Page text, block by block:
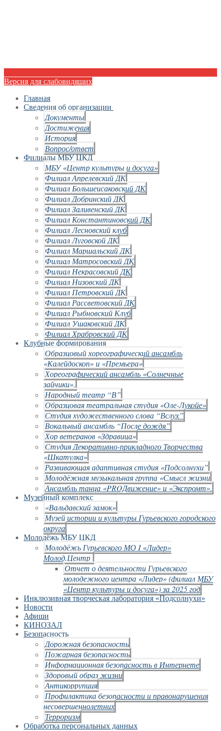
Версия для слабовидящих
Главная
Сведения об организации
Документы
Достижения
История
Вопрос/ответ
Филиалы МБУ ЦКД
МБУ «Центр культуры и досуга»
Филиал Апрелевский ДК
Филиал Большеисаковский ДК
Филиал Добринский ДК
Филиал Заливенский ДК
Филиал Константиновский ДК
Филиал Лесновский клуб
Филиал Луговской ДК
Филиал Маршальский ДК
Филиал Матросовский ДК
Филиал Некрасовский ДК
Филиал Низовский ДК
Филиал Петровский ДК
Филиал Рассветовский ДК
Филиал Рыбновский Клуб
Филиал Ушаковский ДК
Филиал Храбровский ДК
Клубные формирования
Образцовый хореографический ансамбль
«Калейдоскоп» и «Премьера»
Хореографический ансамбль «Солнечные
зайчики».
Народный театр “В”
Образцовая театральная студия «Оле-Лукойе»
Студия художественного слова “Вслух”
Вокальный ансамбль “После дождя”
Хор ветеранов «Здравица»
Студия Декоративно-прикладного Творчества
«Шкатулка»
Развивающая адаптивная студия «Подсолнухи”
Молодёжная музыкальная группа «Смысл жизни
Ансамбль танца «PROДвижение» и «Экспромт».
Музейный комплекс
«Вальдавский замок»
Музей истории и культуры Гурьевского городского
округа
Молодёжь МБУ ЦКД
Молодёжь Гурьевского МО I «Лидер»
Молод.Центр
Отчет о деятельности Гурьевского
молодежного центра «Лидер» (филиал МБУ
«Центр культуры и досуга») за 2025 год
Инклюзивная творческая лаборатория «Подсолнухи»
Новости
Афиши
КИНОЗАЛ
Безопасность
Дорожная безопасность
Пожарная безопасность
Информационная безопасность в Интернете
Здоровый образ жизни
Антикоррупция
Профилактика безопасности и правонарушения
несовершеннолетних
Терроризм
Обработка персональных данных